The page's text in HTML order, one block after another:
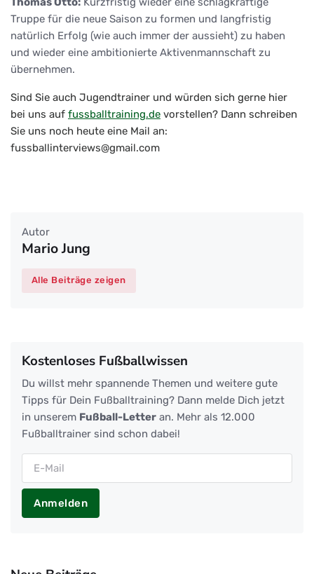
Truppe für die neue Saison zu formen und langfristig
natürlich Erfolg (wie auch immer der aussieht) zu haben
und wieder eine ambitionierte Aktivenmannschaft zu
übernehmen.
Sind Sie auch Jugendtrainer und würden sich gerne hier
bei uns auf fussballtraining.de vorstellen? Dann schreiben
Sie uns noch heute eine Mail an:
fussballinterviews@gmail.com
Autor
Mario Jung
Alle Beiträge zeigen
Kostenloses Fußballwissen
Du willst mehr spannende Themen und weitere gute
Tipps für Dein Fußballtraining? Dann melde Dich jetzt
in unserem Fußball-Letter an. Mehr als 12.000
Fußballtrainer sind schon dabei!
Anmelden